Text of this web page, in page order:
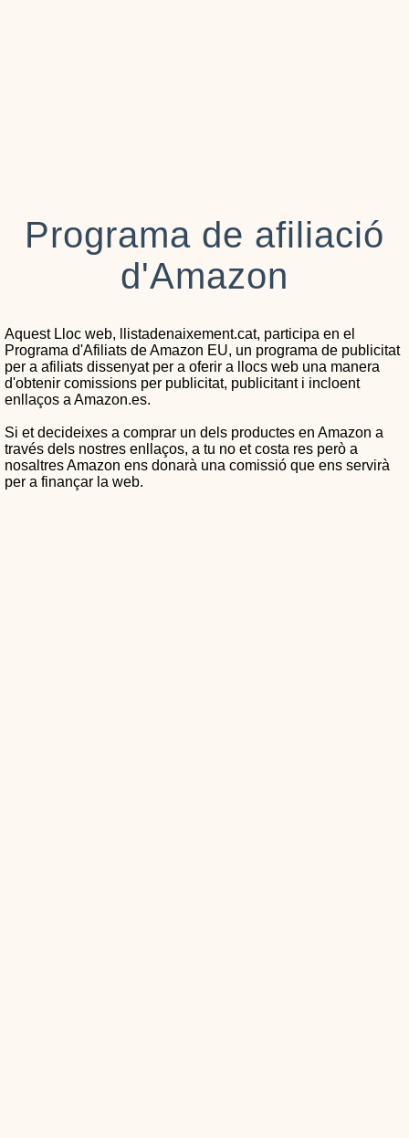
Programa de afiliació
d'Amazon
Aquest Lloc web, llistadenaixement.cat, participa en el
Programa d'Afiliats de Amazon EU, un programa de publicitat
per a afiliats dissenyat per a oferir a llocs web una manera
d'obtenir comissions per publicitat, publicitant i incloent
enllaços a Amazon.es.
Si et decideixes a comprar un dels productes en Amazon a
través dels nostres enllaços, a tu no et costa res però a
nosaltres Amazon ens donarà una comissió que ens servirà
per a finançar la web.